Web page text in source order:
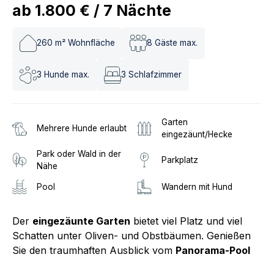
ab 1.800 € / 7 Nächte
260 m² Wohnfläche 8 Gäste max.
3 Hunde max. 3 Schlafzimmer
Mehrere Hunde erlaubt
Garten
eingezäunt/Hecke
Park oder Wald in der
Nähe
Parkplatz
Pool Wandern mit Hund
Der eingezäunte Garten bietet viel Platz und viel
Schatten unter Oliven- und Obstbäumen. Genießen
Sie den traumhaften Ausblick vom Panorama-Pool